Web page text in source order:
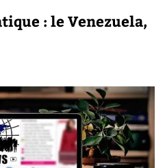
: le Venezuela,